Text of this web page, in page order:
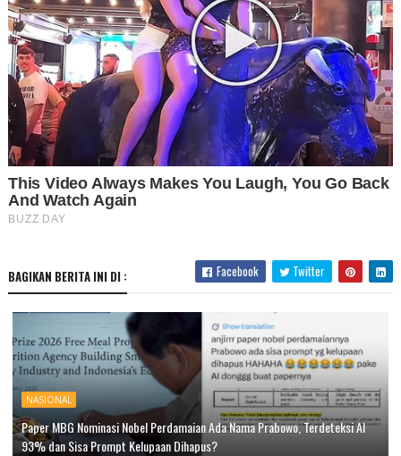
BAGIKAN BERITA INI DI : Facebook Twitter
NASIONAL
Paper MBG Nominasi Nobel Perdamaian Ada Nama Prabowo, Terdeteksi AI
93% dan Sisa Prompt Kelupaan Dihapus?